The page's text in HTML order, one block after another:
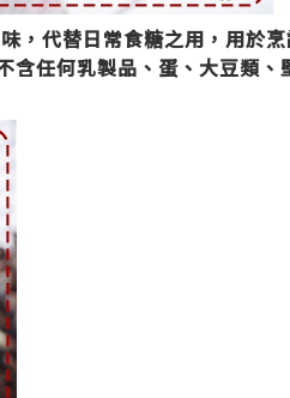
，代替日常食糖之用， 用於
含任何乳製品、蛋、大豆類